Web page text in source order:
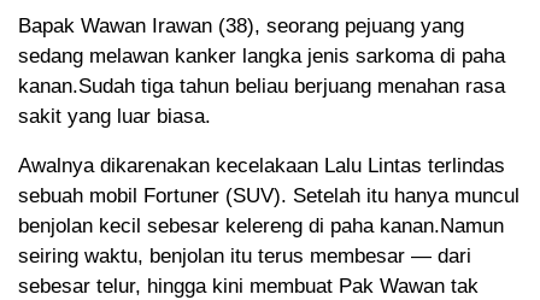
Bapak Wawan Irawan (38), seorang pejuang yang
sedang melawan kanker langka jenis sarkoma di paha
kanan.Sudah tiga tahun beliau berjuang menahan rasa
sakit yang luar biasa.
Awalnya dikarenakan kecelakaan Lalu Lintas terlindas
sebuah mobil Fortuner (SUV). Setelah itu hanya muncul
benjolan kecil sebesar kelereng di paha kanan.Namun
seiring waktu, benjolan itu terus membesar — dari
sebesar telur, hingga kini membuat Pak Wawan tak